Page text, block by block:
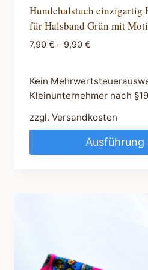
Hundehalstuch einzigartig
für Halsband Grün mit
7,90 € – 9,90 €
Kein
Kleinunternehmer nach
zzgl. Versandkosten
Ausführung
Die